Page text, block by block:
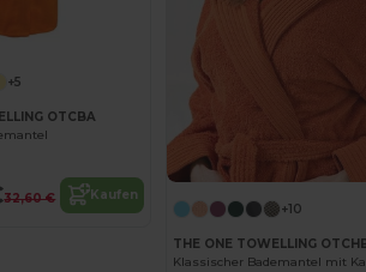
+5
OTCBA
32,60 € Kaufen
+10
THE ONE TOWELLING
Klassischer Bademantel mit